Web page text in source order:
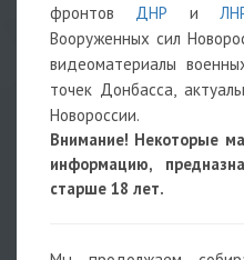
фронтов ДНР и
Вооруженных сил
видеоматериалы
точек Донбасса,
Новороссии.
Внимание! Некоторые
информацию,
старше 18 лет.